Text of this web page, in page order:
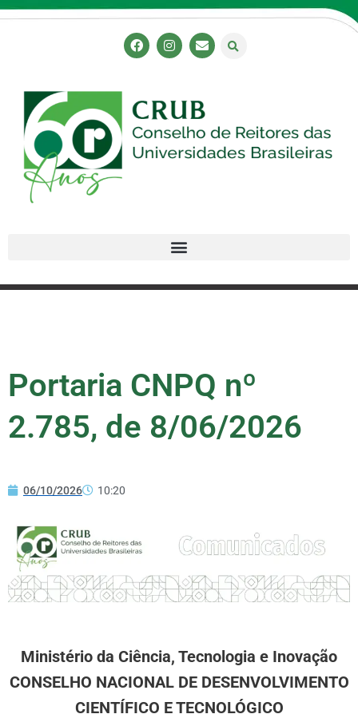
Portaria CNPQ nº
2.785, de 8/06/2026
06/10/2026 10:20
Ministério da Ciência, Tecnologia e Inovação
CONSELHO NACIONAL DE DESENVOLVIMENTO
CIENTÍFICO E TECNOLÓGICO